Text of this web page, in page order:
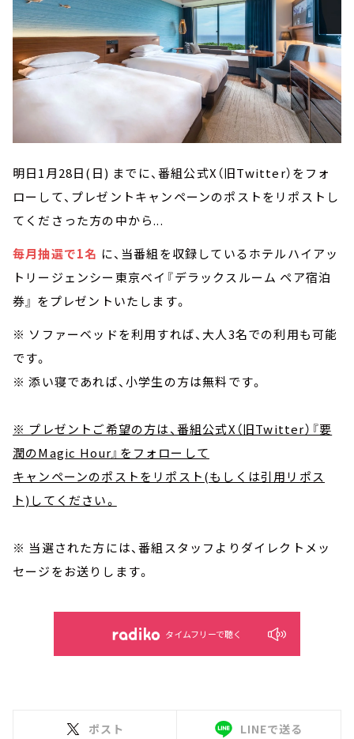
明日1月28日(日) までに、番組公式X（旧Twitter）をフォ
ローして、プレゼントキャンペーンのポストをリポストし
てくださった方の中から...
毎月抽選で1名 に、当番組を収録しているホテルハイアッ
トリージェンシー東京ベイ『デラックスルーム ペア宿泊
券』 をプレゼントいたします。
※ ソファーベッドを利用すれば、大人3名での利用も可能
です。
※ 添い寝であれば、小学生の方は無料です。
※ プレゼントご希望の方は、番組公式X（旧Twitter）『要
潤のMagic Hour』をフォローして
キャンペーンのポストをリポスト(もしくは引用リポス
ト)してください。
※ 当選された方には、番組スタッフよりダイレクトメッ
セージをお送りします。
タイムフリーで聴く
ポスト LINEで送る